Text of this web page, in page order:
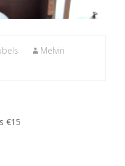
Melvin
€15